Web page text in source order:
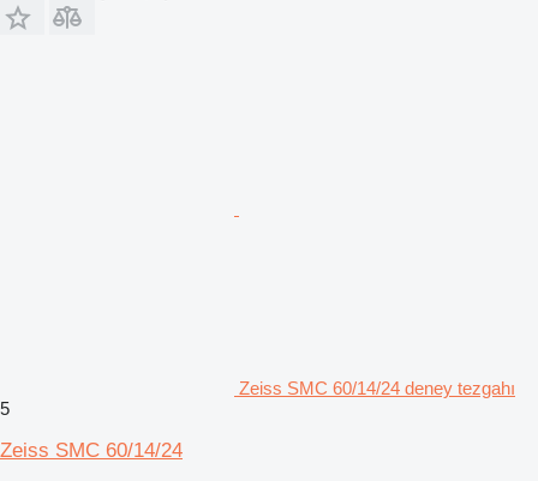
Zeiss SMC 60/14/24 deney tezgahı
5
Zeiss SMC 60/14/24